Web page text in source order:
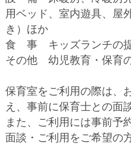
用ベッド、室内遊具、屋
き）ほか
食 事 キッズランチの提
その他 幼児教育・保育
保育室をご利用の際は、
え、事前に保育士との面
また、ご利用には事前予
面談・ご利用をご希望の